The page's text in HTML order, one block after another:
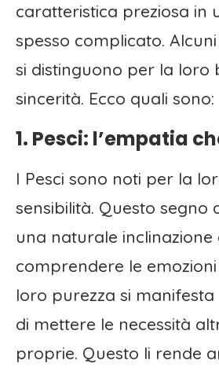
caratteristica preziosa in
spesso complicato.
si distinguono per la loro
sincerità. Ecco quali sono:
1. Pesci: l’empatia
I Pesci sono noti per la
sensibilità. Questo segno
una naturale inclinazione
comprendere le
loro purezza si
di mettere le necessità
proprie. Questo li rende